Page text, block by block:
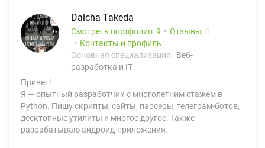
Daicha Takeda
Смотреть портфолио: 9 Отзывы: 0
Контакты и профиль
Основная специализация: Веб-
разработка и IT
Привет!
Я — опытный разработчик с многолетним стажем в
Python. Пишу скрипты, сайты, парсеры, телеграм-ботов,
десктопные утилиты и многое другое. Также
разрабатываю андроид-приложения.